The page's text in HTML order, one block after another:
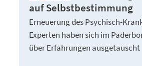
auf Selbstbestimmung
Erneuerung des Psychisch-
Experten haben sich im
über Erfahrungen ausgetauscht